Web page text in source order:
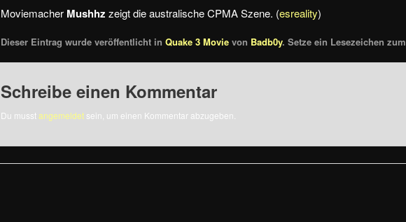
Moviemacher Mushhz zeigt die australische CPMA Szene. (esreality)
Dieser Eintrag wurde veröffentlicht inQuake 3 Movie von Badb0y. Setze ein Lesezeichen zum
Schreibe einen Kommentar
Du musstangemeldet sein, um einen Kommentar abzugeben.